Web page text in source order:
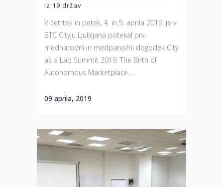
iz 19 držav
V četrtek in petek, 4. in 5. aprila 2019, je v
BTC Cityju Ljubljana potekal prvi
mednarodni in medpanožni dogodek City
as a Lab Summit 2019: The Birth of
Autonomous Marketplace....
09 aprila, 2019